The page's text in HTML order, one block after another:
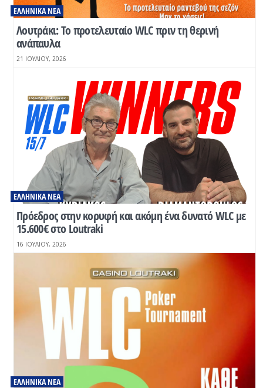
Λουτράκι: Το προτελευταίο WLC πριν τη θερινή
ανάπαυλα
ΕΛΛΗΝΙΚΆ ΝΈΑ
21 ΙΟΥΛΊΟΥ, 2026
Πρόεδρος στην κορυφή και ακόμη ένα δυνατό WLC με
15.600€ στο Loutraki
ΕΛΛΗΝΙΚΆ ΝΈΑ
16 ΙΟΥΛΊΟΥ, 2026
ΕΛΛΗΝΙΚΆ ΝΈΑ